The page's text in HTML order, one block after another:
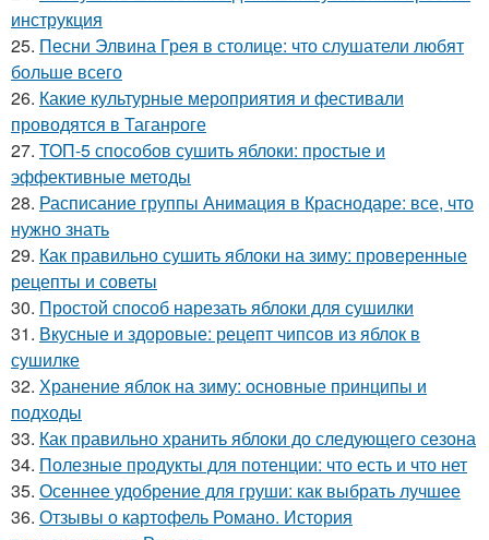
инструкция
25. Песни Элвина Грея в столице: что слушатели любят
больше всего
26. Какие культурные мероприятия и фестивали
проводятся в Таганроге
27. ТОП-5 способов сушить яблоки: простые и
эффективные методы
28. Расписание группы Анимация в Краснодаре: все, что
нужно знать
29. Как правильно сушить яблоки на зиму: проверенные
рецепты и советы
30. Простой способ нарезать яблоки для сушилки
31. Вкусные и здоровые: рецепт чипсов из яблок в
сушилке
32. Хранение яблок на зиму: основные принципы и
подходы
33. Как правильно хранить яблоки до следующего сезона
34. Полезные продукты для потенции: что есть и что нет
35. Осеннее удобрение для груши: как выбрать лучшее
36. Отзывы о картофель Романо. История